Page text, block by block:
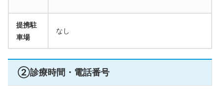
提携駐
車場
なし
②診療時間・電話番号